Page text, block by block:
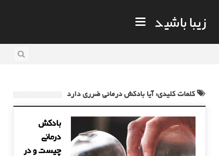
زیبا باشید
کلمات کلیدی: آیا بادکش درمانی ضرری دارد
بادکش
درمانی
چیست و در